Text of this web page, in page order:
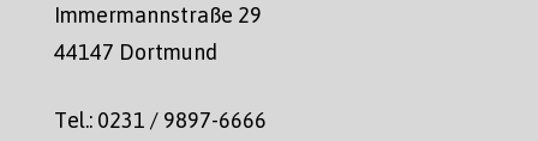
Immermannstraße 29
44147 Dortmund
Tel.: 0231 / 9897-6666